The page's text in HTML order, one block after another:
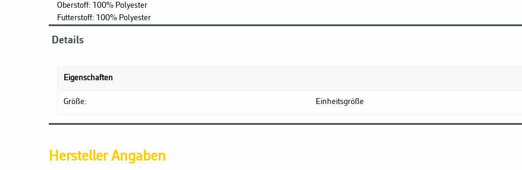
Oberstoff: 100% Polyester
Futterstoff: 100% Polyester
Details
Eigenschaften
Größe: Einheitsgröße
Hersteller Angaben